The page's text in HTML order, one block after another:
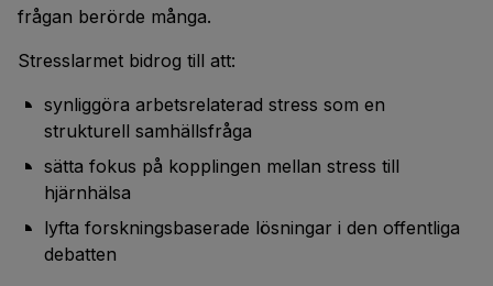
frågan berörde många.
Stresslarmet bidrog till att:
synliggöra arbetsrelaterad stress som en
strukturell samhällsfråga
sätta fokus på kopplingen mellan stress till
hjärnhälsa
lyfta forskningsbaserade lösningar i den offentliga
debatten